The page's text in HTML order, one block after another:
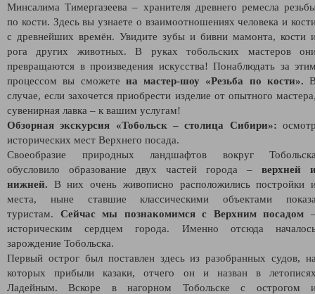
Минсалима Тимергазеева – хранителя древнего ремесла
по кости. Здесь вы узнаете о взаимоотношениях человека и
с древнейших времён. Увидите зубы и бивни мамонта, кости
рога других животных. В руках тобольских мастеров
превращаются в произведения искусства! Понаблюдать за
процессом вы сможете на мастер-шоу «Резьба по кости».
случае, если захочется приобрести изделие от опытного
сувенирная лавка – к вашим услугам!
Обзорная экскурсия «Тобольск – столица Сибири»:
исторических мест Верхнего посада.
Своеобразие природных ландшафтов вокруг
обусловило образование двух частей города – верхней
нижней. В них очень живописно расположились постройки
места, ныне ставшие классическими объектами
туристам. Сейчас мы познакомимся с Верхним посадом
историческим сердцем города. Именно отсюда
зарождение Тобольска.
Первый острог был поставлен здесь из разобранных судов,
которых прибыли казаки, отчего он и назван в
Ладейным. Вскоре в нагорном Тобольске с острогом